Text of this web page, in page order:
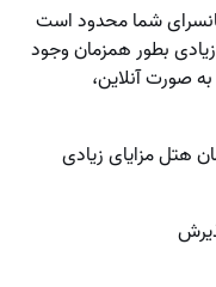
شما محدود است
بطور همزمان وجود
صورت آنلاین،
هتل مزایای زیادی